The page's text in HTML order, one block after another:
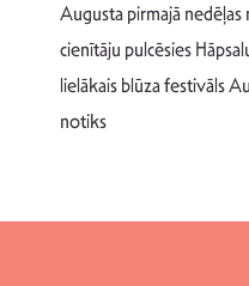
Augusta pirmajā
cienītāju pulcēsies
lielākais blūza festivāls
notiks